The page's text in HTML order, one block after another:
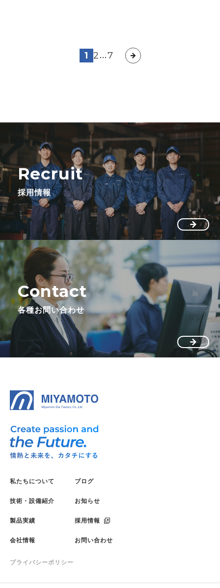
投
稿
1 2 …7
Recruit
採用情報
Contact
各種お問い合わせ
私たちについて
技術・設備紹介
製品実績
会社情報
ブログ
お知らせ
採用情報
お問い合わせ
プライバシーポリシー